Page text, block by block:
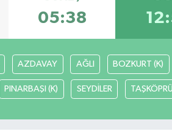
05:38
AZDAVAY AĞLI BOZKURT (K)
PINARBAŞI (K) SEYDİLER TAŞKÖPRÜ